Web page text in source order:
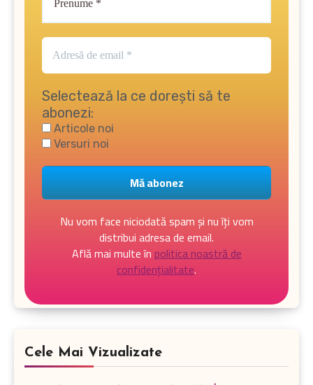
Selectează la ce dorești să te
abonezi:
Articole noi
Versuri noi
Nu vom face niciodată spam și nu îți vom
distribui adresa de email.
Află mai multe în politica noastră de
confidențialitate.
Cele Mai Vizualizate